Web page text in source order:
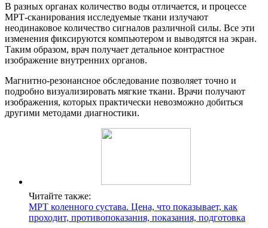
В разных органах количество воды отличается, и процессе
МРТ-сканирования исследуемые ткани излучают
неодинаковое количество сигналов различной силы. Все эти
изменения фиксируются компьютером и выводятся на экран.
Таким образом, врач получает детальное контрастное
изображение внутренних органов.
Магнитно-резонансное обследование позволяет точно и
подробно визуализировать мягкие ткани. Врачи получают
изображения, которых практически невозможно добиться
другими методами диагностики.
Читайте также:
МРТ коленного сустава. Цена, что показывает, как
проходит, противопоказания, показания, подготовка